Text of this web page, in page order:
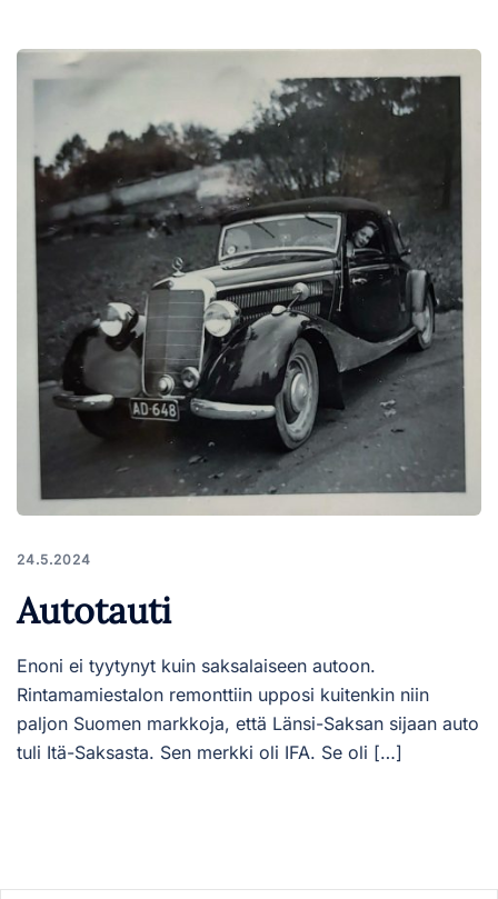
24.5.2024
Autotauti
Enoni ei tyytynyt kuin saksalaiseen autoon.
Rintamamiestalon remonttiin upposi kuitenkin niin
paljon Suomen markkoja, että Länsi-Saksan sijaan auto
tuli Itä-Saksasta. Sen merkki oli IFA. Se oli […]